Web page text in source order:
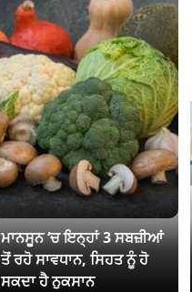
ਮਾਨਸੂਨ ‘ਚ ਇਨ੍ਹਾਂ 3 ਸਬਜ਼ੀਆਂ
ਤੋਂ ਰਹੋ ਸਾਵਧਾਨ, ਸਿਹਤ ਨੂੰ ਹੋ
ਸਕਦਾ ਹੈ ਨੁਕਸਾਨ